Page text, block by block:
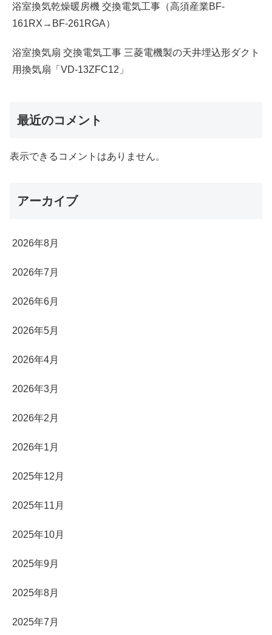
浴室換気乾燥暖房機 交換電気工事（高須産業BF-
161RX→BF-261RGA）
浴室換気扇 交換電気工事 三菱電機製の天井埋込形ダクト
用換気扇「VD-13ZFC12」
最近のコメント
表示できるコメントはありません。
アーカイブ
2026年8月
2026年7月
2026年6月
2026年5月
2026年4月
2026年3月
2026年2月
2026年1月
2025年12月
2025年11月
2025年10月
2025年9月
2025年8月
2025年7月